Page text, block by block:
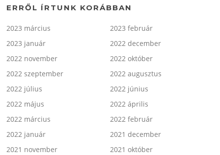
ERRŐL ÍRTUNK KORÁBBAN
2023 március
2023 február
2023 január
2022 december
2022 november
2022 október
2022 szeptember
2022 augusztus
2022 július
2022 június
2022 május
2022 április
2022 március
2022 február
2022 január
2021 december
2021 november
2021 október